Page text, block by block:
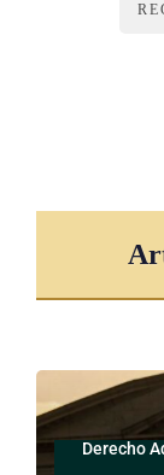
Derecho